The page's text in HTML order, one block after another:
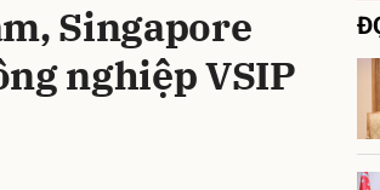
Singapore
nghiệp VSIP